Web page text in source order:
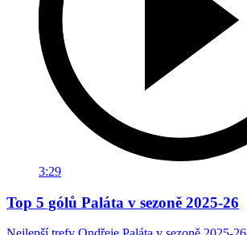
3:29
Top 5 gólů Paláta v sezoně 2025-26